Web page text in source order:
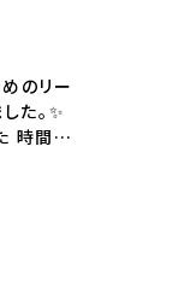
のリー
た。✨
時間が